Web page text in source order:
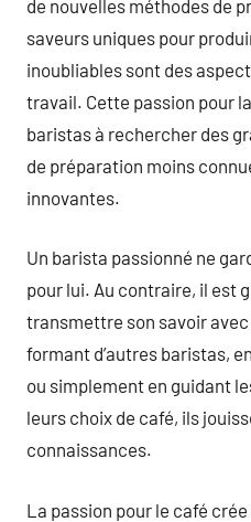
de nouvelles méthodes de
saveurs uniques pour
inoubliables sont des
travail. Cette passion pour
baristas à rechercher des
de préparation moins
innovantes.
Un barista passionné ne
pour lui. Au contraire, il est
transmettre son savoir
formant d’autres baristas,
ou simplement en guidant
leurs choix de café, ils
connaissances.
La passion pour le café